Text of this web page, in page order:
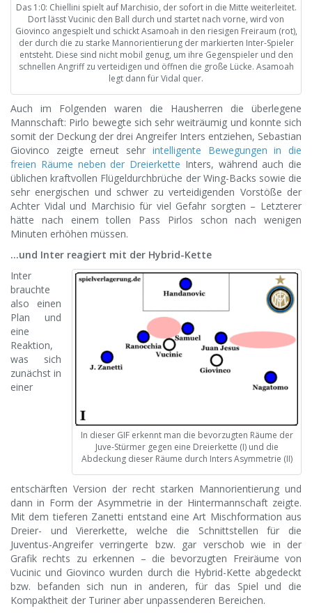
Das 1:0: Chiellini spielt auf Marchisio, der sofort in die Mitte weiterleitet.
Dort lässt Vucinic den Ball durch und startet nach vorne, wird von
Giovinco angespielt und schickt Asamoah in den riesigen Freiraum (rot),
der durch die zu starke Mannorientierung der markierten Inter-Spieler
entsteht. Diese sind nicht mobil genug, um ihre Gegenspieler und den
schnellen Angriff zu verteidigen und öffnen die große Lücke. Asamoah
legt dann für Vidal quer.
Auch im Folgenden waren die Hausherren die überlegene
Mannschaft: Pirlo bewegte sich sehr weiträumig und konnte sich
somit der Deckung der drei Angreifer Inters entziehen, Sebastian
Giovinco zeigte erneut sehr intelligente Bewegungen in die
freien Räume neben der Dreierkette Inters, während auch die
üblichen kraftvollen Flügeldurchbrüche der Wing-Backs sowie die
sehr energischen und schwer zu verteidigenden Vorstöße der
Achter Vidal und Marchisio für viel Gefahr sorgten – Letzterer
hätte nach einem tollen Pass Pirlos schon nach wenigen
Minuten erhöhen müssen.
…und Inter reagiert mit der Hybrid-Kette
In dieser GIF erkennt man die bevorzugten Räume der
Juve-Stürmer gegen eine Dreierkette (I) und die
Abdeckung dieser Räume durch Inters Asymmetrie (II)
Inter
brauchte
also einen
Plan und
eine
Reaktion,
was sich
zunächst in
einer
entschärften Version der recht starken Mannorientierung und
dann in Form der Asymmetrie in der Hintermannschaft zeigte.
Mit dem tieferen Zanetti entstand eine Art Mischformation aus
Dreier- und Viererkette, welche die Schnittstellen für die
Juventus-Angreifer verringerte bzw. gar verschob wie in der
Grafik rechts zu erkennen – die bevorzugten Freiräume von
Vucinic und Giovinco wurden durch die Hybrid-Kette abgedeckt
bzw. befanden sich nun in anderen, für das Spiel und die
Kompaktheit der Turiner aber unpassenderen Bereichen.